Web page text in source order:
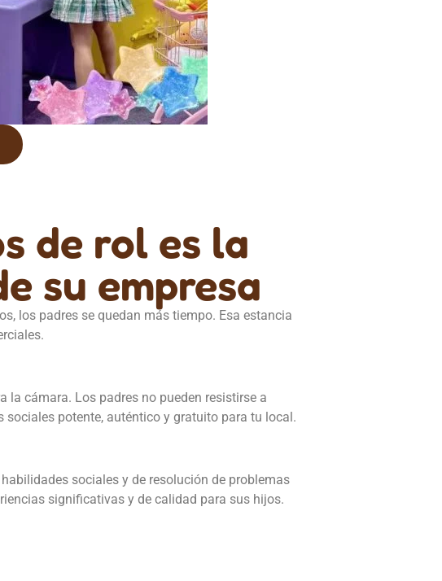
de rol es la
su empresa
los padres se quedan más tiempo. Esa estancia
la cámara. Los padres no pueden resistirse a
sociales potente, auténtico y gratuito para tu local.
sociales y de resolución de problemas
significativas y de calidad para sus hijos.